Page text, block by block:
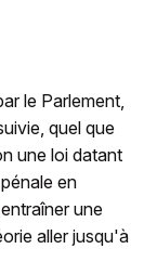
le Parlement,
quel que
une loi datant
en
une
aller jusqu'à